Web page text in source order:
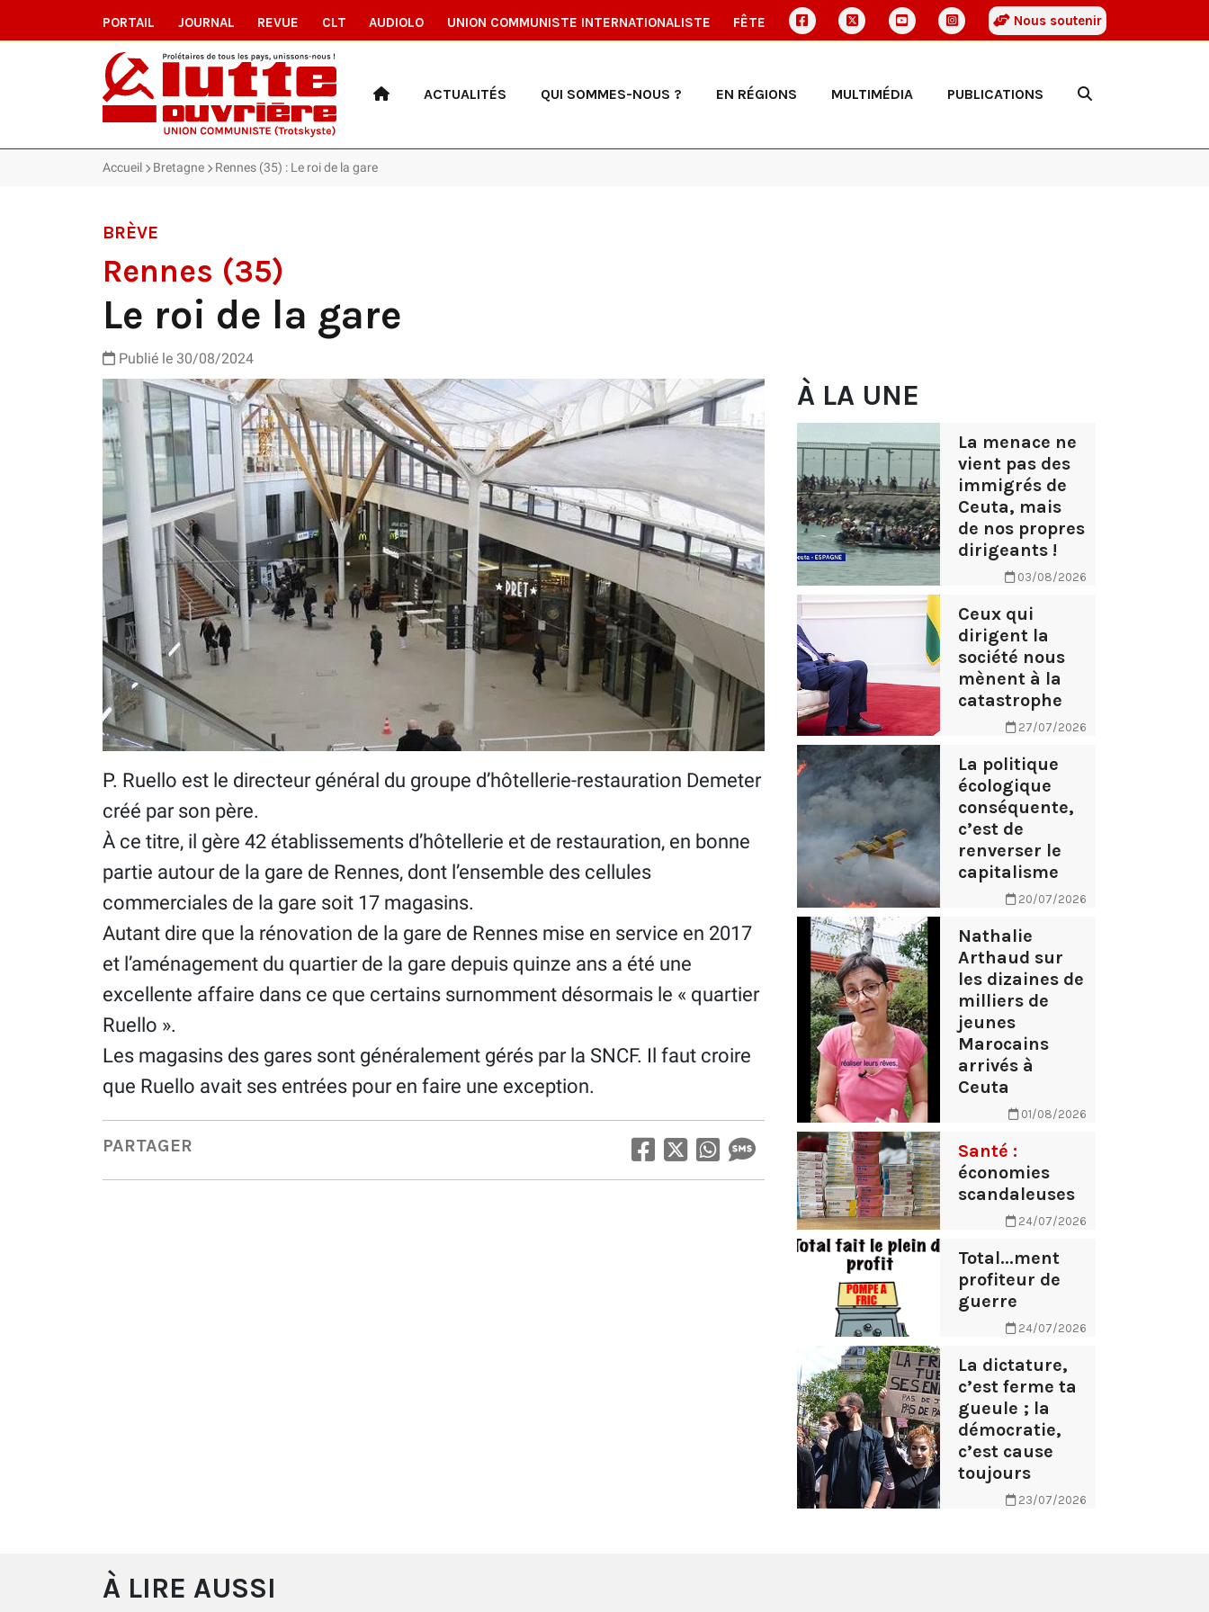
PORTAIL JOURNAL REVUE CLT AUDIOLO UNION COMMUNISTE INTERNATIONALISTE FÊTE Nous soutenir
ACTUALITÉS QUI SOMMES-NOUS ? EN RÉGIONS MULTIMÉDIA PUBLICATIONS
Accueil Bretagne Rennes (35) : Le roi de la gare
BRÈVE
Rennes (35)
Le roi de la gare
Publié le 30/08/2024
P. Ruello est le directeur général du groupe d’hôtellerie-restauration Demeter
créé par son père.
À ce titre, il gère 42 établissements d’hôtellerie et de restauration, en bonne
partie autour de la gare de Rennes, dont l’ensemble des cellules
commerciales de la gare soit 17 magasins.
Autant dire que la rénovation de la gare de Rennes mise en service en 2017
et l’aménagement du quartier de la gare depuis quinze ans a été une
excellente affaire dans ce que certains surnomment désormais le « quartier
Ruello ».
Les magasins des gares sont généralement gérés par la SNCF. Il faut croire
que Ruello avait ses entrées pour en faire une exception.
PARTAGER
À LA UNE
La menace ne
vient pas des
immigrés de
Ceuta, mais
de nos propres
dirigeants !
03/08/2026
Ceux qui
dirigent la
société nous
mènent à la
catastrophe
27/07/2026
La politique
écologique
conséquente,
c’est de
renverser le
capitalisme
20/07/2026
Nathalie
Arthaud sur
les dizaines de
milliers de
jeunes
Marocains
arrivés à
Ceuta
01/08/2026
Santé :
économies
scandaleuses
24/07/2026
Total...ment
profiteur de
guerre
24/07/2026
La dictature,
c’est ferme ta
gueule ; la
démocratie,
c’est cause
toujours
23/07/2026
À LIRE AUSSI